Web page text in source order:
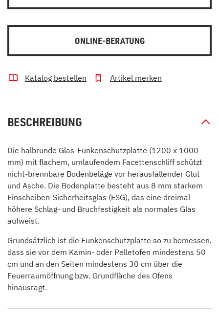
ONLINE-BERATUNG
Katalog bestellen Artikel merken
BESCHREIBUNG
Die halbrunde Glas-Funkenschutzplatte (1200 x 1000
mm) mit flachem, umlaufendem Facettenschliff schützt
nicht-brennbare Bodenbeläge vor herausfallender Glut
und Asche. Die Bodenplatte besteht aus 8 mm starkem
Einscheiben-Sicherheitsglas (ESG), das eine dreimal
höhere Schlag- und Bruchfestigkeit als normales Glas
aufweist.
Grundsätzlich ist die Funkenschutzplatte so zu bemessen,
dass sie vor dem Kamin- oder Pelletofen mindestens 50
cm und an den Seiten mindestens 30 cm über die
Feuerraumöffnung bzw. Grundfläche des Ofens
hinausragt.